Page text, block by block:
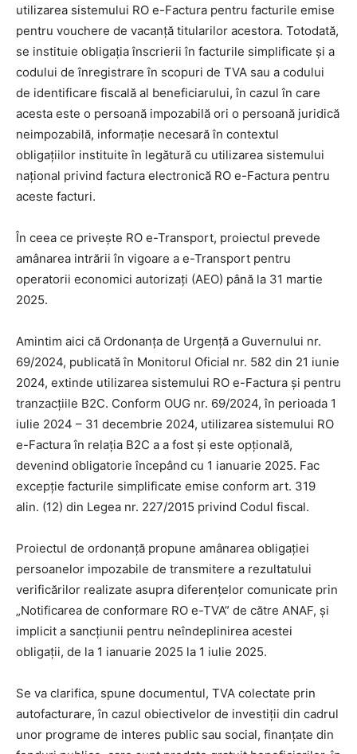
utilizarea sistemului RO e-Factura pentru facturile emise
pentru vouchere de vacanţă titularilor acestora. Totodată,
se instituie obligația înscrierii în facturile simplificate și a
codului de înregistrare în scopuri de TVA sau a codului
de identificare fiscală al beneficiarului, în cazul în care
acesta este o persoană impozabilă ori o persoană juridică
neimpozabilă, informație necesară în contextul
obligațiilor instituite în legătură cu utilizarea sistemului
naţional privind factura electronică RO e-Factura pentru
aceste facturi.
În ceea ce privește RO e-Transport, proiectul prevede
amânarea intrării în vigoare a e-Transport pentru
operatorii economici autorizați (AEO) până la 31 martie
2025.
Amintim aici că Ordonanța de Urgență a Guvernului nr.
69/2024, publicată în Monitorul Oficial nr. 582 din 21 iunie
2024, extinde utilizarea sistemului RO e-Factura și pentru
tranzacțiile B2C. Conform OUG nr. 69/2024, în perioada 1
iulie 2024 – 31 decembrie 2024, utilizarea sistemului RO
e-Factura în relația B2C a a fost și este opțională,
devenind obligatorie începând cu 1 ianuarie 2025. Fac
excepție facturile simplificate emise conform art. 319
alin. (12) din Legea nr. 227/2015 privind Codul fiscal.
Proiectul de ordonanță propune amânarea obligației
persoanelor impozabile de transmitere a rezultatului
verificărilor realizate asupra diferențelor comunicate prin
„Notificarea de conformare RO e-TVA” de către ANAF, și
implicit a sancțiunii pentru neîndeplinirea acestei
obligații, de la 1 ianuarie 2025 la 1 iulie 2025.
Se va clarifica, spune documentul, TVA colectate prin
autofacturare, în cazul obiectivelor de investiții din cadrul
unor programe de interes public sau social, finanțate din